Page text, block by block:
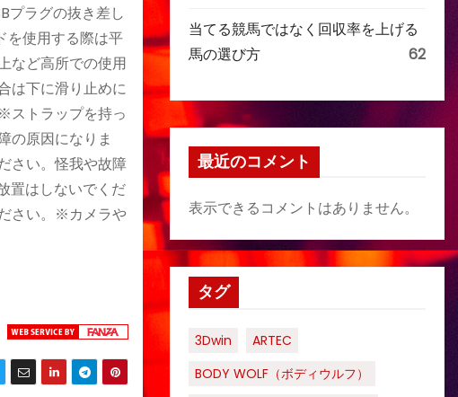
プラグの抜き差し
を使用する際は平
など高所での使用
は下に滑り止めに
ストラップを持っ
の原因になりま
さい。怪我や故障
置はしないでくだ
さい。※カメラや
当てる競馬ではなく回収率を上げる
馬の選び方
62
最近のコメント
表示できるコメントはありません。
タグ
3Dwin
ARTEC
BODY WOLF（ボディウルフ）